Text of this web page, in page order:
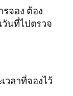
รจอง ต้อง
นที่ไปตรวจ
วลาที่จองไว้